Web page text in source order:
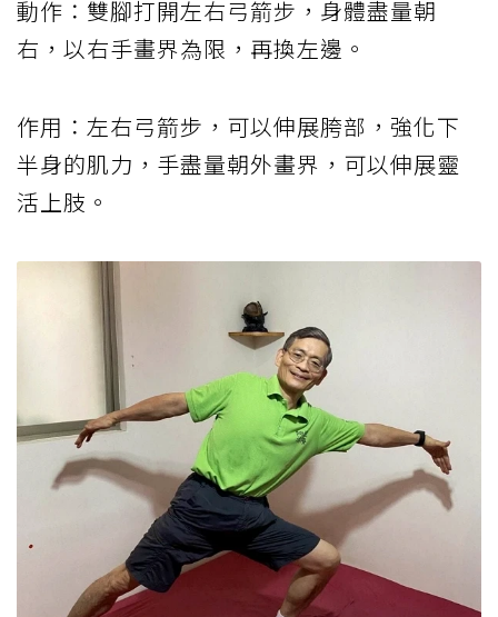
動作：雙腳打開左右弓箭步，身體盡量朝
右，以右手畫界為限，再換左邊。
作用：左右弓箭步，可以伸展胯部，強化下
半身的肌力，手盡量朝外畫界，可以伸展靈
活上肢。